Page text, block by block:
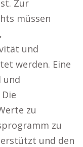
Zur
müssen
und
werden. Eine
und
zu
zu
und den